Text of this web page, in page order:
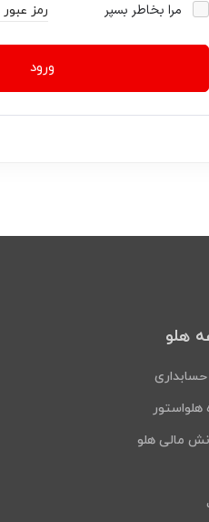
مرا بخاطر بسپر رمز
ورود
هلو
حسابداری
هلواستور
مالی هلو